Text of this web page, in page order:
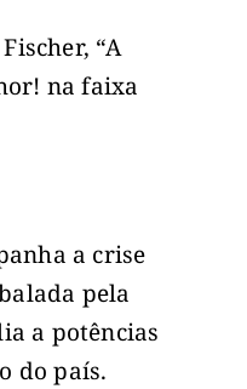
“A
na faixa
a crise
pela
a potências
do país.